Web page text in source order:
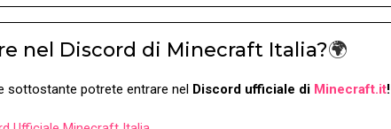
nel Discord di Minecraft Italia?🌍
sottostante potrete entrare nel Discord ufficiale di Minecraft.it!